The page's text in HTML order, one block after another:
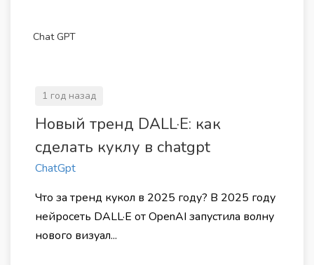
Chat GPT
1 год назад
Новый тренд DALL·E: как
сделать куклу в chatgpt
ChatGpt
Что за тренд кукол в 2025 году? В 2025 году
нейросеть DALL·E от OpenAI запустила волну
нового визуал...